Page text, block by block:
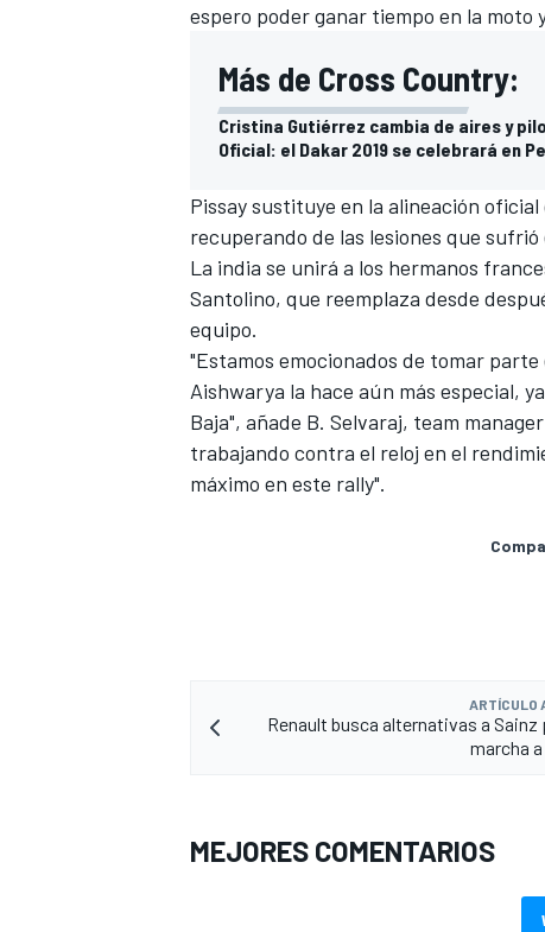
MÁS CATEGORÍAS
espero poder ganar tiempo en la moto
Más de Cross Country:
Cristina Gutiérrez cambia de aires y
Oficial: el Dakar 2019 se celebrará en
Pissay sustituye en la alineación
recuperando de las lesiones que sufrió
La india se unirá a los hermanos
Santolino, que reemplaza desde
equipo.
"Estamos emocionados de tomar
Aishwarya la hace aún más especial,
Baja", añade B. Selvaraj, team
trabajando contra el reloj en el
máximo en este rally".
ARTÍCULO
Renault busca alternativas a Sainz
marcha
MEJORES COMENTARIOS